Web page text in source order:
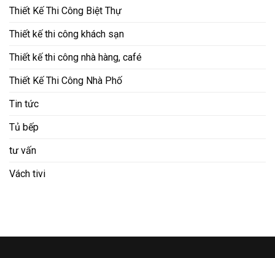
Thiết Kế Thi Công Biệt Thự
Thiết kế thi công khách sạn
Thiết kế thi công nhà hàng, café
Thiết Kế Thi Công Nhà Phố
Tin tức
Tủ bếp
tư vấn
Vách tivi